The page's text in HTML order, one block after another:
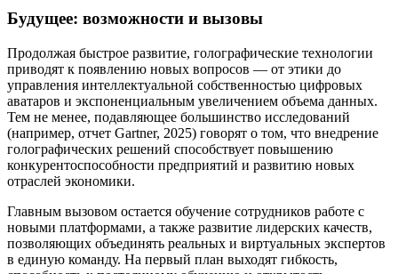
Будущее: возможности и вызовы
Продолжая быстрое развитие, голографические технологии
приводят к появлению новых вопросов — от этики до
управления интеллектуальной собственностью цифровых
аватаров и экспоненциальным увеличением объема данных.
Тем не менее, подавляющее большинство исследований
(например, отчет Gartner, 2025) говорят о том, что внедрение
голографических решений способствует повышению
конкурентоспособности предприятий и развитию новых
отраслей экономики.
Главным вызовом остается обучение сотрудников работе с
новыми платформами, а также развитие лидерских качеств,
позволяющих объединять реальных и виртуальных экспертов
в единую команду. На первый план выходят гибкость,